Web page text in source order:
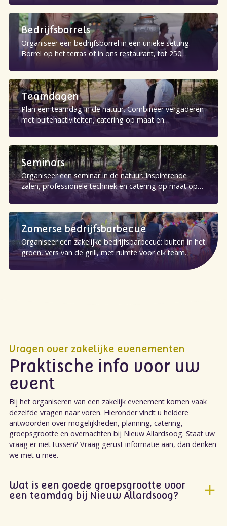
Bedrijfsborrels
Organiseer een bedrijfsborrel in een unieke setting.
Borrel op het terras of in ons restaurant, tot 250
Teamdagen
Plan een teamdag in de natuur. Combineer vergaderen
met buitenactiviteiten, catering op maat en
overnachten op Landgoed Nieuw Allardsoog.
Seminars
Organiseer een seminar in de natuur. Inspirerende
zalen, professionele techniek en catering op maat op
Landgoed Nieuw Allardsoog.
Zomerse bedrijfsbarbecue
Organiseer een zakelijke bedrijfsbarbecue: buiten in het
groen, vers van de grill, met ruimte voor elk team.
Vragen over zakelijke evenementen
Praktische info voor uw
event
Bij het organiseren van een zakelijk evenement komen vaak
dezelfde vragen naar voren. Hieronder vindt u heldere
antwoorden over mogelijkheden, planning, catering,
groepsgrootte en overnachten bij Nieuw Allardsoog. Staat uw
vraag er niet tussen? Vraag gerust informatie aan, dan denken
we met u mee.
Wat is een goede groepsgrootte voor
een teamdag bij Nieuw Allardsoog?
Een teamdag is mogelijk voor kleine teams en grotere